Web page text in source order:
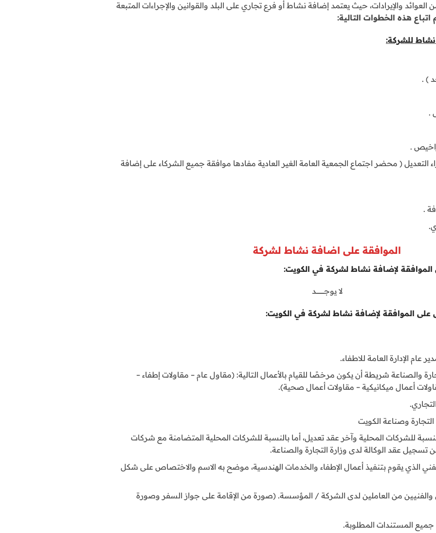
والإيرادات، حيث يعتمد إضافة نشاط أو فرع تجاري على البلد والقوانين والإجراءات المتبعة
هذه الخطوات التالية:
نشاط للشركة:
) .
.
.
التعديل ( محضر اجتماع الجمعية العامة الغير العادية مفادها موافقة جميع الشركاء على إضافة
.
الموافقة على اضافة نشاط لشركة
لإضافة نشاط لشركة في الكويت:
لا يوجــــــــــــــــد
على الموافقة لإضافة نشاط لشركة في الكويت:
الإدارة العامة للاطفاء.
والصناعة شريطة أن يكون مرخصًا للقيام بالأعمال التالية: (مقاول عام – مقاولات إطفاء –
أعمال ميكانيكية – مقاولات أعمال صحية).
وصناعة الكويت
للشركات المحلية وآخر عقد تعديل، أما بالنسبة للشركات المحلية المتضامنة مع شركات
عقد الوكالة لدى وزارة التجارة والصناعة.
الذي يقوم بتنفيذ أعمال الإطفاء والخدمات الهندسية، موضح به الاسم والاختصاص على شكل
والفنيين من العاملين لدى الشركة / المؤسسة. (صورة من الإقامة على جواز السفر وصورة